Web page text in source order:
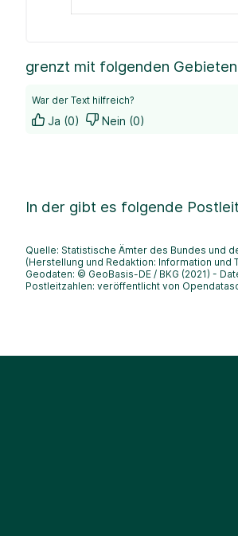
grenzt mit folgenden Gebieten
War der Text hilfreich?
Ja (0) Nein (0)
In der gibt es folgende
Quelle: Statistische Ämter des Bundes und
(Herstellung und Redaktion: Information
Geodaten: © GeoBasis-DE / BKG (2021) -
Postleitzahlen: veröffentlicht von